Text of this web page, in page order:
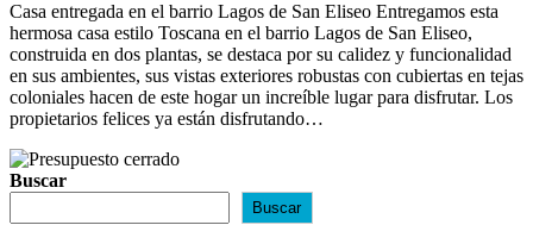
Casa entregada en el barrio Lagos de San Eliseo Entregamos esta
hermosa casa estilo Toscana en el barrio Lagos de San Eliseo,
construida en dos plantas, se destaca por su calidez y funcionalidad
en sus ambientes, sus vistas exteriores robustas con cubiertas en tejas
coloniales hacen de este hogar un increíble lugar para disfrutar. Los
propietarios felices ya están disfrutando…
Buscar
Buscar